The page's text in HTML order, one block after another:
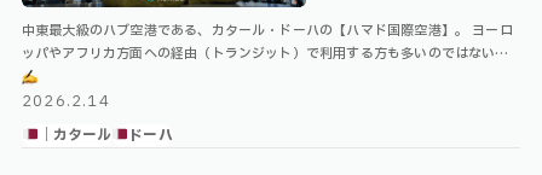
中東最大級のハブ空港である、カタール・ドーハの【ハマド国際空港】。 ヨーロ
ッパやアフリカ方面への経由（トランジット）で利用する方も多いのではないで
しょうか。 ハマド国際空港は、カタール航空の本拠地としても知られ、空港全体
…
2026.2.14
｜カタール
ドーハ